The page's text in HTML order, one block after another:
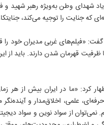
شهدای وطن به‌ویژه رهبر شهید و
که جنایت را توجیه می‌کند،
«فیلم‌های غربی مدیران خود
قهرمان شدن دارند. باید از
کرد: «ما در ایران بیش از هر
علمی، اخلاق‌مدار و
نمی‌توان از سواد نوین و
های برخط
موسسه ایران
آنلاین
ورزشی
رسانه و
انقلاب
جبهه